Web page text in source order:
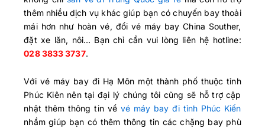
thêm nhiều dịch vụ khác giúp bạn có chuyến bay thoải
mái hơn như hoàn vé, đổi vé máy bay China Souther,
đặt xe lăn, nôi… Bạn chỉ cần vui lòng liên hệ hotline:
028 3833 3737.
Với vé máy bay đi Hạ Môn một thành phố thuộc tỉnh
Phúc Kiên nên tại đại lý chúng tôi cũng sẽ hỗ trợ cập
nhật thêm thông tin về vé máy bay đi tỉnh Phúc Kiến
nhầm giúp bạn có thêm thông tin các chặng bay phù